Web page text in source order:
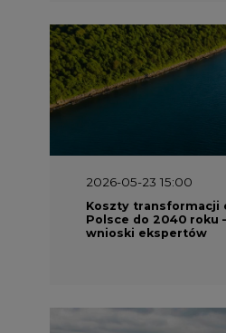
2026-05-23 15:00
Koszty transformacji
Polsce do 2040 roku
wnioski ekspertów